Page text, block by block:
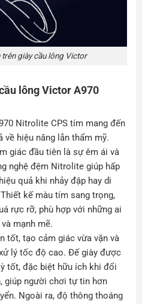
giày cầu lông Victor
lông Victor A970
Nitrolite CPS tím mang đến
hiệu năng lẫn thẩm mỹ.
giác đầu tiên là sự êm ái và
nghệ đệm Nitrolite giúp hấp
quả khi nhảy đập hay di
kế màu tím sang trọng,
rực rỡ, phù hợp với những ai
mạnh mẽ.
tốt, tạo cảm giác vừa vặn và
lý tốc độ cao. Đế giày được
tốt, đặc biệt hữu ích khi đổi
giúp người chơi tự tin hơn
Ngoài ra, độ thông thoáng